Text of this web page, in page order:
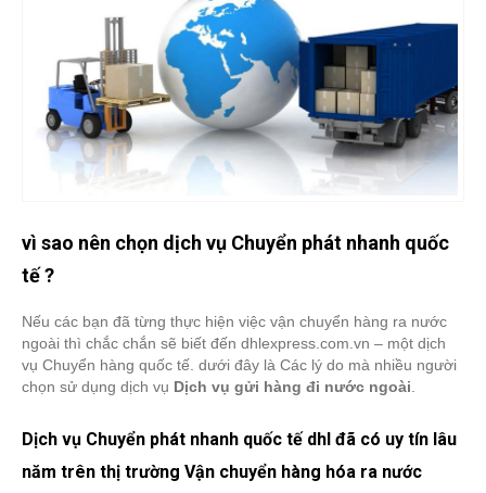
vì sao nên chọn dịch vụ Chuyển phát nhanh quốc
tế ?
Nếu các bạn đã từng thực hiện việc vận chuyển hàng ra nước
ngoài thì chắc chắn sẽ biết đến dhlexpress.com.vn – một dịch
vụ Chuyển hàng quốc tế. dưới đây là Các lý do mà nhiều người
chọn sử dụng dịch vụ Dịch vụ gửi hàng đi nước ngoài
Dịch vụ Chuyển phát nhanh quốc tế dhl đã có uy tín lâu
năm trên thị trường Vận chuyển hàng hóa ra nước